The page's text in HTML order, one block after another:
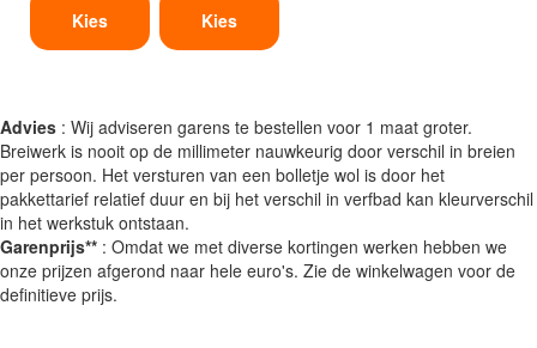
Kies Kies
Advies : Wij adviseren garens te bestellen voor 1 maat groter.
Breiwerk is nooit op de millimeter nauwkeurig door verschil in breien
per persoon. Het versturen van een bolletje wol is door het
pakkettarief relatief duur en bij het verschil in verfbad kan kleurverschil
in het werkstuk ontstaan.
Garenprijs** : Omdat we met diverse kortingen werken hebben we
onze prijzen afgerond naar hele euro's. Zie de winkelwagen voor de
definitieve prijs.